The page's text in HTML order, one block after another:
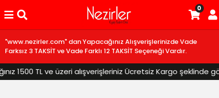
"www.nezirler.com" dan Yapacağınız Alışverişlerinizde Vade
Farksız 3 TAKSİT ve Vade Farklı 12 TAKSİT Seçeneği Vardır.
1500 TL ve üzeri alışverişleriniz Ücretsiz Kargo şeklinde
0